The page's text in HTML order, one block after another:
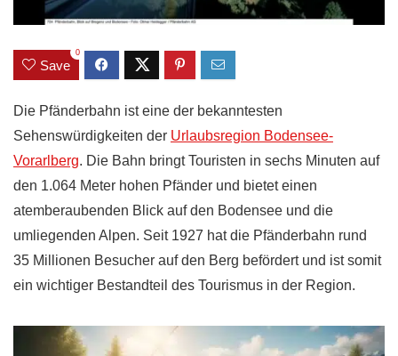
Save
0
Die Pfänderbahn ist eine der bekanntesten
Sehenswürdigkeiten der Urlaubsregion Bodensee-
Vorarlberg. Die Bahn bringt Touristen in sechs Minuten auf
den 1.064 Meter hohen Pfänder und bietet einen
atemberaubenden Blick auf den Bodensee und die
umliegenden Alpen. Seit 1927 hat die Pfänderbahn rund
35 Millionen Besucher auf den Berg befördert und ist somit
ein wichtiger Bestandteil des Tourismus in der Region.